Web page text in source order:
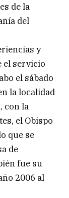
de la
del
y
el servicio
el sábado
la localidad
con la
el Obispo
que se
de
fue su
2006 al